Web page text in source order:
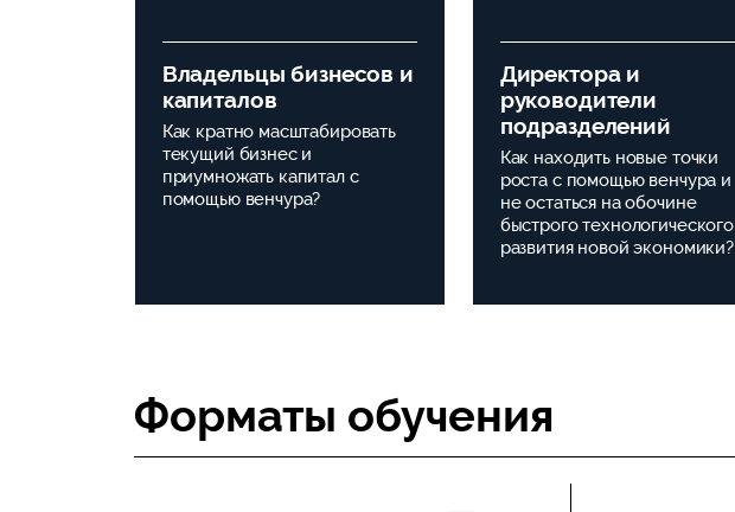
Владельцы бизнесов и
капиталов
Как кратно масштабировать
текущий бизнес и
приумножать капитал с
помощью венчура?
Директора и
руководители
подразделений
Как находить новые точки
роста с помощью венчура и
не остаться на обочине
быстрого технологического
развития новой экономики?
Форматы обучения